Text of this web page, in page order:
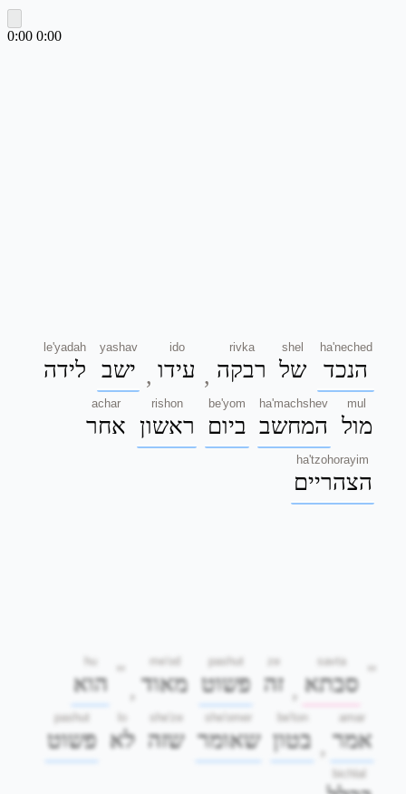
0:00 0:00
ha'neched
הנכד
shel
של
rivka
רבקה ,
ido
עידו ,
yashav
ישב
le'yadah
לידה
mul
מול
ha'machshev
המחשב
be'yom
ביום
rishon
ראשון
achar
אחר
ha'tzohorayim
הצהריים
"
savta
סבתא ,
ze
זה
pashut
פשוט
me'od
מאוד ,
"
hu
הוא
amar
אמר ,
be'ton
בטון
she'omer
שאומר
she'ze
שזה לא
pashut
פשוט
bichlal